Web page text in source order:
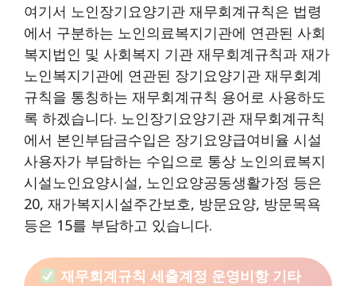
여기서 노인장기요양기관 재무회계규칙은 법령
에서 구분하는 노인의료복지기관에 연관된 사회
복지법인 및 사회복지 기관 재무회계규칙과 재가
노인복지기관에 연관된 장기요양기관 재무회계
규칙을 통칭하는 재무회계규칙 용어로 사용하도
록 하겠습니다. 노인장기요양기관 재무회계규칙
에서 본인부담금수입은 장기요양급여비율 시설
사용자가 부담하는 수입으로 통상 노인의료복지
시설노인요양시설, 노인요양공동생활가정 등은
20, 재가복지시설주간보호, 방문요양, 방문목욕
등은 15를 부담하고 있습니다.
재무회계규칙 세출계정 운영비항 기타